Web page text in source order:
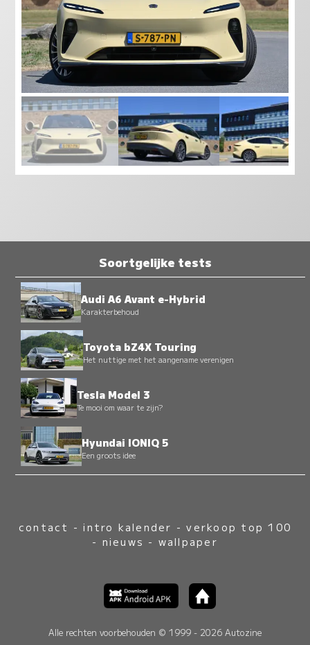
Soortgelijke tests
Audi A6 Avant e-Hybrid
Karakterbehoud
Toyota bZ4X Touring
Het nuttige met het aangename verenigen
Tesla Model 3
Te mooi om waar te zijn?
Hyundai IONIQ 5
Een groots idee
contact -intro kalender -verkoop top 100
- nieuws - wallpaper
Alle rechten voorbehouden © 1999 - 2026 Autozine